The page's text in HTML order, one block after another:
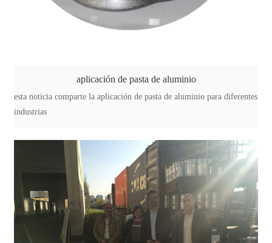
aplicación de pasta de aluminio
esta noticia comparte la aplicación de pasta de aluminio para diferentes
industrias